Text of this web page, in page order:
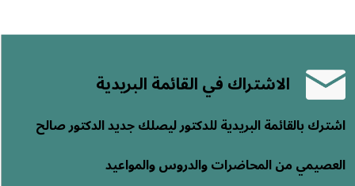
الاشتراك في القائمة البريدية
اشترك بالقائمة البريدية للدكتور ليصلك جديد الدكتور صالح
العصيمي من المحاضرات والدروس والمواعيد